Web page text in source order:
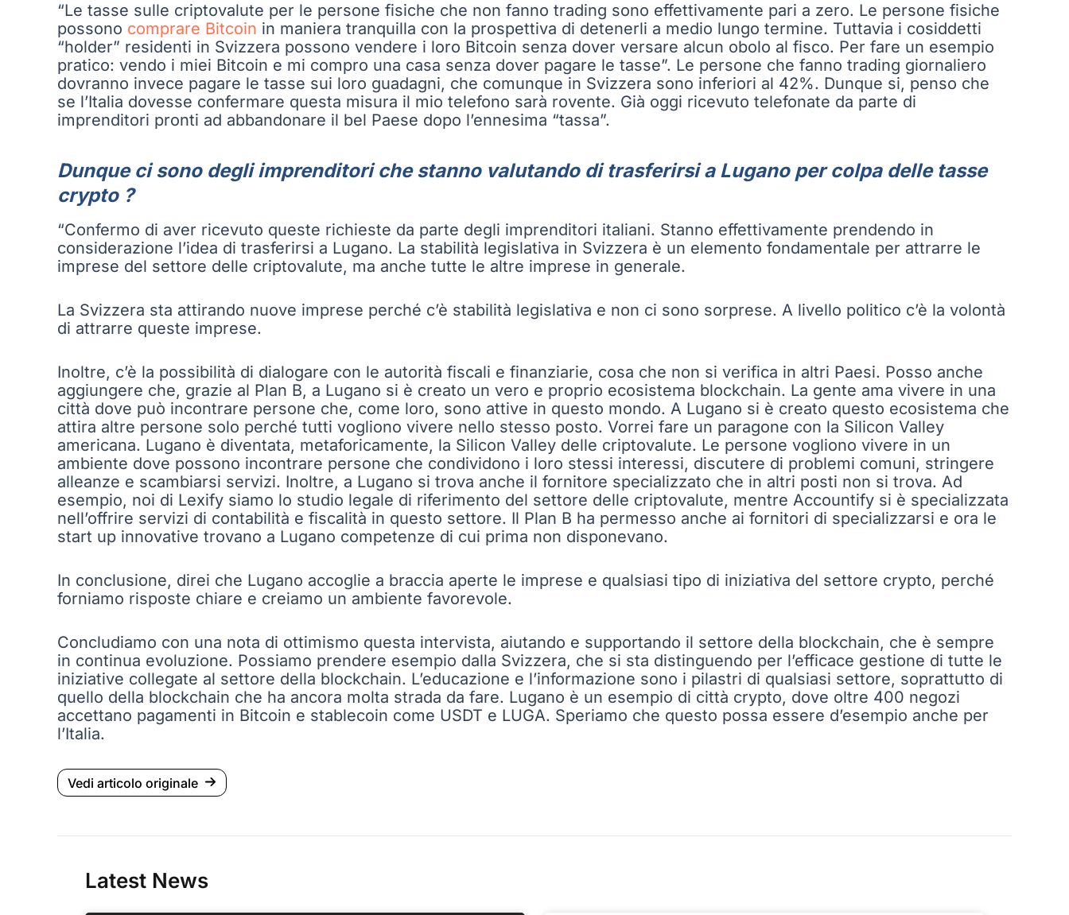
“Le tasse sulle criptovalute per le persone fisiche che non fanno trading sono effettivamente pari a zero. Le persone fisiche
possono comprare Bitcoin in maniera tranquilla con la prospettiva di detenerli a medio lungo termine. Tuttavia i cosiddetti
“holder” residenti in Svizzera possono vendere i loro Bitcoin senza dover versare alcun obolo al fisco. Per fare un esempio
pratico: vendo i miei Bitcoin e mi compro una casa senza dover pagare le tasse”. Le persone che fanno trading giornaliero
dovranno invece pagare le tasse sui loro guadagni, che comunque in Svizzera sono inferiori al 42%. Dunque si, penso che
se l’Italia dovesse confermare questa misura il mio telefono sarà rovente. Già oggi ricevuto telefonate da parte di
imprenditori pronti ad abbandonare il bel Paese dopo l’ennesima “tassa”.
Dunque ci sono degli imprenditori che stanno valutando di trasferirsi a Lugano per colpa delle tasse
crypto ?
“Confermo di aver ricevuto queste richieste da parte degli imprenditori italiani. Stanno effettivamente prendendo in
considerazione l’idea di trasferirsi a Lugano. La stabilità legislativa in Svizzera è un elemento fondamentale per attrarre le
imprese del settore delle criptovalute, ma anche tutte le altre imprese in generale.
La Svizzera sta attirando nuove imprese perché c’è stabilità legislativa e non ci sono sorprese. A livello politico c’è la volontà
di attrarre queste imprese.
Inoltre, c’è la possibilità di dialogare con le autorità fiscali e finanziarie, cosa che non si verifica in altri Paesi. Posso anche
aggiungere che, grazie al Plan B, a Lugano si è creato un vero e proprio ecosistema blockchain. La gente ama vivere in una
città dove può incontrare persone che, come loro, sono attive in questo mondo. A Lugano si è creato questo ecosistema che
attira altre persone solo perché tutti vogliono vivere nello stesso posto. Vorrei fare un paragone con la Silicon Valley
americana. Lugano è diventata, metaforicamente, la Silicon Valley delle criptovalute. Le persone vogliono vivere in un
ambiente dove possono incontrare persone che condividono i loro stessi interessi, discutere di problemi comuni, stringere
alleanze e scambiarsi servizi. Inoltre, a Lugano si trova anche il fornitore specializzato che in altri posti non si trova. Ad
esempio, noi di Lexify siamo lo studio legale di riferimento del settore delle criptovalute, mentre Accountify si è specializzata
nell’offrire servizi di contabilità e fiscalità in questo settore. Il Plan B ha permesso anche ai fornitori di specializzarsi e ora le
start up innovative trovano a Lugano competenze di cui prima non disponevano.
In conclusione, direi che Lugano accoglie a braccia aperte le imprese e qualsiasi tipo di iniziativa del settore crypto, perché
forniamo risposte chiare e creiamo un ambiente favorevole.
Concludiamo con una nota di ottimismo questa intervista, aiutando e supportando il settore della blockchain, che è sempre
in continua evoluzione. Possiamo prendere esempio dalla Svizzera, che si sta distinguendo per l’efficace gestione di tutte le
iniziative collegate al settore della blockchain. L’educazione e l’informazione sono i pilastri di qualsiasi settore, soprattutto di
quello della blockchain che ha ancora molta strada da fare. Lugano è un esempio di città crypto, dove oltre 400 negozi
accettano pagamenti in Bitcoin e stablecoin come USDT e LUGA. Speriamo che questo possa essere d’esempio anche per
l’Italia.
Vedi articolo originale
Latest News